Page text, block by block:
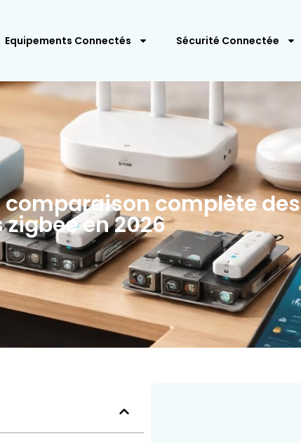
Equipements Connectés Sécurité Connectée
complète des
en 2026